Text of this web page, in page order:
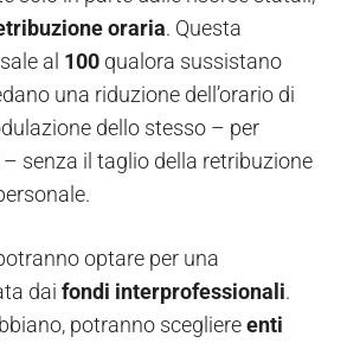
oraria. Questa
al 100 qualora sussistano
una riduzione dell’orario di
dello stesso – per
senza il taglio della retribuzione
optare per una
dai fondi interprofessionali.
potranno scegliereenti